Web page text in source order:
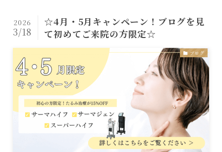
☆4月・5月キャンペーン！ブログを見
て初めてご来院の方限定☆
2026
3/18
ブログ